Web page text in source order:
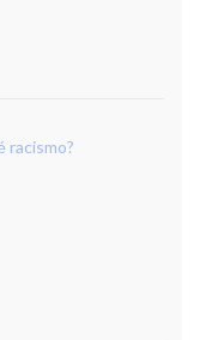
racismo?